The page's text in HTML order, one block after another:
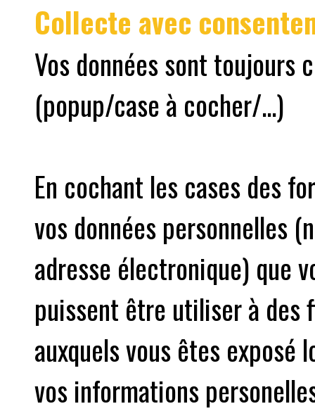
Collecte avec
Vos données sont toujours
(popup/case à cocher/...)
En cochant les cases des
vos données personnelles
adresse électronique) que
puissent être utiliser à des
auxquels vous êtes
vos informations